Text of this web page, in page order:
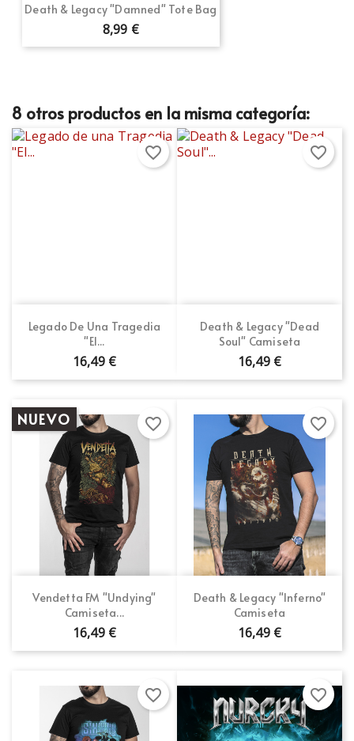
Death & Legacy "Damned" Tote Bag
8,99 €
8 otros productos en la misma categoría:
Legado De Una Tragedia
"El...
16,49 €
favorite_border
Death & Legacy "Dead
Soul" Camiseta
16,49 €
favorite_border
Vendetta FM "Undying"
Camiseta...
16,49 €
NUEVO favorite_border
Death & Legacy "Inferno"
Camiseta
16,49 €
favorite_border
favorite_border favorite_border